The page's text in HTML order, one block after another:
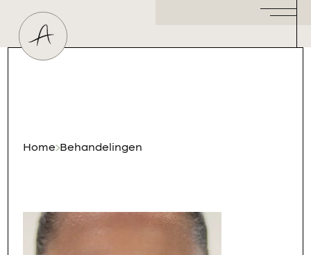
Huidtherapeut
Home Behandelingen